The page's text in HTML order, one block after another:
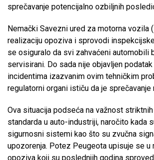
sprečavanje potencijalno ozbiljnih
Nemački Savezni ured za motorna vozila
realizaciju opoziva i sprovodi
se osiguralo da svi zahvaćeni automobili
servisirani. Do sada nije objavljen
incidentima izazvanim ovim tehničkim
regulatorni organi ističu da je
Ova situacija podseća na važnost
standarda u auto-industriji, naročito kada
sigurnosni sistemi kao što su zvučna
upozorenja. Potez Peugeota upisuje se u
opoziva koji su poslednjih godina